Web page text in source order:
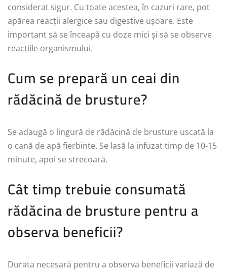
considerat sigur. Cu toate acestea, în cazuri rare, pot
apărea reacții alergice sau digestive ușoare. Este
important să se înceapă cu doze mici și să se observe
reacțiile organismului.
Cum se prepară un ceai din
rădăcină de brusture?
Se adaugă o lingură de rădăcină de brusture uscată la
o cană de apă fierbinte. Se lasă la infuzat timp de 10-15
minute, apoi se strecoară.
Cât timp trebuie consumată
rădăcina de brusture pentru a
observa beneficii?
Durata necesară pentru a observa beneficii variază de